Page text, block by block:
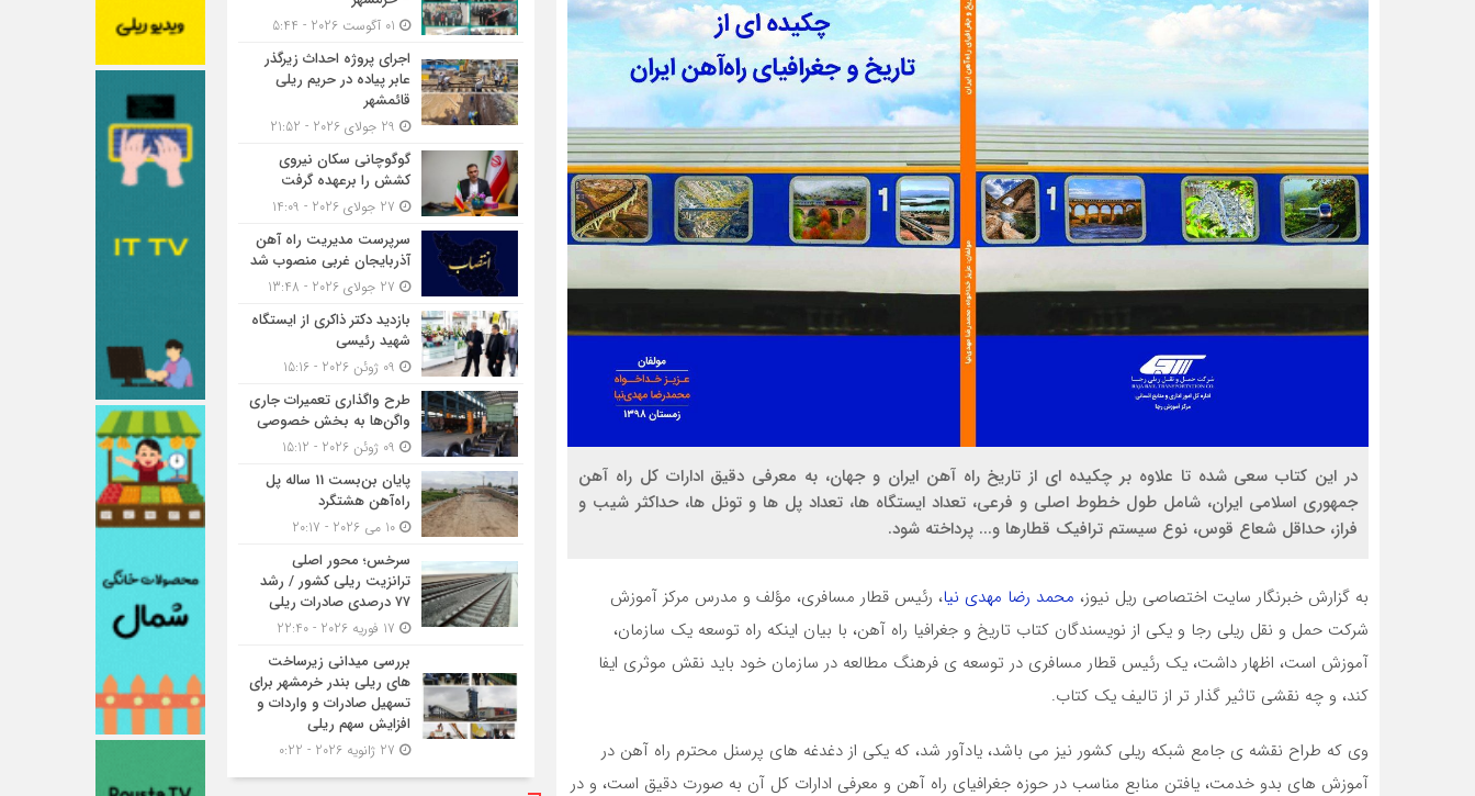
در این کتاب سعی شده تا علاوه بر چکیده ای از تاریخ راه آهن ایران و جهان، به معرفی دقیق ادارات کل راه آهن
جمهوری اسلامی ایران، شامل طول خطوط اصلی و فرعی، تعداد ایستگاه ها، تعداد پل ها و تونل ها، حداکثر شیب و
فراز، حداقل شعاع قوس، نوع سیستم ترافیک قطارها و... پرداخته شود.
به گزارش خبرنگار سایت اختصاصی ریل نیوز، محمد رضا مهدی نیا، رئیس قطار مسافری، مؤلف و مدرس مرکز آموزش
شرکت حمل و نقل ریلی رجا و یکی از نویسندگان کتاب تاریخ و جغرافیا راه آهن، با بیان اینکه راه توسعه یک سازمان،
آموزش است، اظهار داشت، یک رئیس قطار مسافری در توسعه ی فرهنگ مطالعه در سازمان خود باید نقش موثری ایفا
کند، و چه نقشی تاثیر گذار تر از تالیف یک کتاب.
وی که طراح نقشه ی جامع شبکه ریلی کشور نیز می باشد، یادآور شد، که یکی از دغدغه های پرسنل محترم راه آهن در
آموزش های بدو خدمت، یافتن منابع مناسب در حوزه جغرافیای راه آهن و معرفی ادارات کل آن به صورت دقیق است، و در
اجرای پروژه احداث زیرگذر
عابر پیاده در حریم ریلی
قائمشهر
گوگوچانی سکان نیروی
کشش را برعهده گرفت
سرپرست مدیریت راه آهن
آذربایجان غربی منصوب شد
بازدید دکتر ذاکری از ایستگاه
شهید رئیسی
طرح واگذاری تعمیرات جاری
واگن‌ها به بخش خصوصی
پایان بن‌بست 11 ساله پل
راه‌آهن هشتگرد
سرخس؛ محور اصلی
ترانزیت ریلی کشور / رشد
۷۷ درصدی صادرات ریلی
بررسی میدانی زیرساخت
های ریلی بندر خرمشهر برای
تسهیل صادرات و واردات و
افزایش سهم ریلی